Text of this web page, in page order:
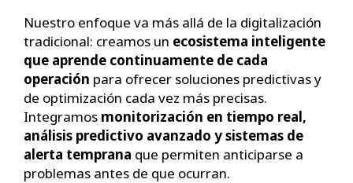
Nuestro enfoque va más allá de la digitalización
tradicional: creamos un ecosistema inteligente
que aprende continuamente de cada
operación para ofrecer soluciones predictivas y
de optimización cada vez más precisas.
Integramos monitorización en tiempo real,
análisis predictivo avanzado y sistemas de
alerta temprana que permiten anticiparse a
problemas antes de que ocurran.